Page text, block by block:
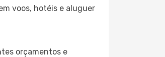
voos, hotéis e aluguer
orçamentos e